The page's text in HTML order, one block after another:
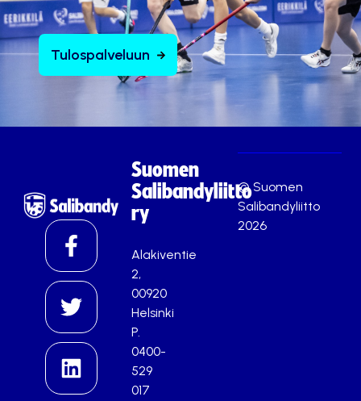
Tulospalveluun
Suomen
Salibandyliitto
ry
Alakiventie
2,
00920
Helsinki
P.
0400-
529
017
© Suomen
Salibandyliitto
2026